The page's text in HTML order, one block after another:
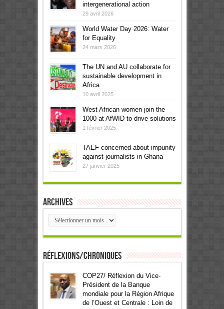
intergenerational action
29 avril 2026
World Water Day 2026: Water
for Equality
24 mars 2026
The UN and AU collaborate for
sustainable development in
Africa
10 avril 2025
West African women join the
1000 at AfWID to drive solutions
1 février 2025
TAEF concerned about impunity
against journalists in Ghana
27 janvier 2025
Archives
Archives
Réflexions/Chroniques
COP27/ Réflexion du Vice-
Président de la Banque
mondiale pour la Région Afrique
de l’Ouest et Centrale : Loin de